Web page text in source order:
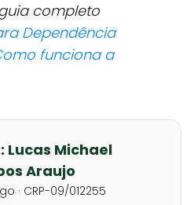
completo
Dependência
funciona a
Lucas Michael
Araujo
· CRP-09/012255